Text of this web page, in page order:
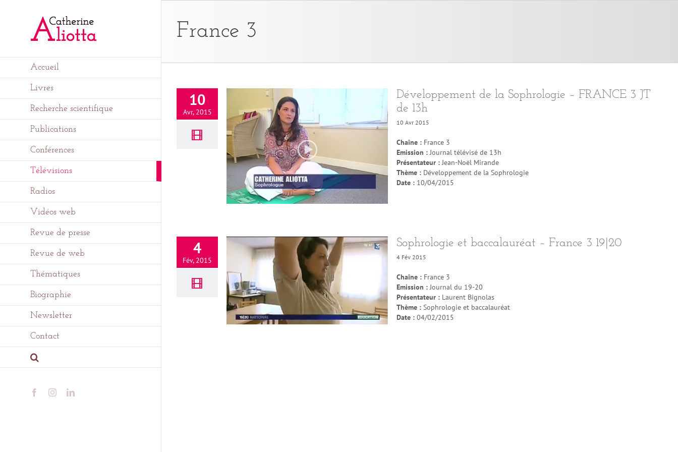
Accueil
Livres
Recherche scientifique
Publications
Conférences
Télévisions
Radios
Vidéos web
Revue de presse
Revue de web
Thématiques
Biographie
Newsletter
Contact
FacebookInstagramLinkedIn
France 3
10
Avr, 2015
Développement de la Sophrologie – FRANCE 3 JT
de 13h
10 Avr 2015
Chaîne : France 3
Emission :Journal télévisé de 13h
Présentateur :Jean-Noël Mirande
Thème : Développement de la Sophrologie
Date : 10/04/2015
4
Fév, 2015
Sophrologie et baccalauréat – France 3 19|20
4 Fév 2015
Chaîne : France 3
Emission :Journal du 19-20
Présentateur : Laurent Bignolas
Thème : Sophrologie et baccalauréat
Date : 04/02/2015